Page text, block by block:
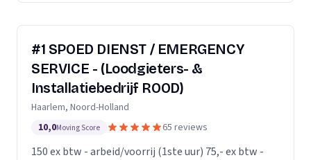
#1 SPOED DIENST / EMERGENCY
SERVICE - (Loodgieters- &
Installatiebedrijf ROOD)
Haarlem, Noord-Holland
10,0Moving Score 65 reviews
150 ex btw - arbeid/voorrij (1ste uur) 75,- ex btw -